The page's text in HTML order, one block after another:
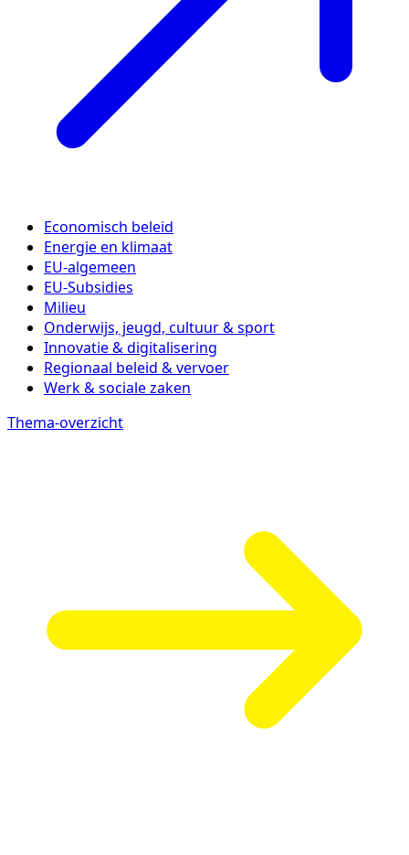
Economisch beleid
Energie en klimaat
EU-algemeen
EU-Subsidies
Milieu
Onderwijs, jeugd, cultuur & sport
Innovatie & digitalisering
Regionaal beleid & vervoer
Werk & sociale zaken
Thema-overzicht